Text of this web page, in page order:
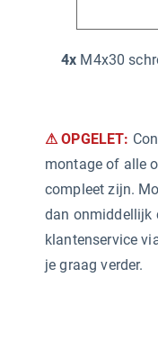
4x M4x30
⚠ OPGELET:
montage of alle
compleet zijn.
dan onmiddellijk
klantenservice
je graag verder.